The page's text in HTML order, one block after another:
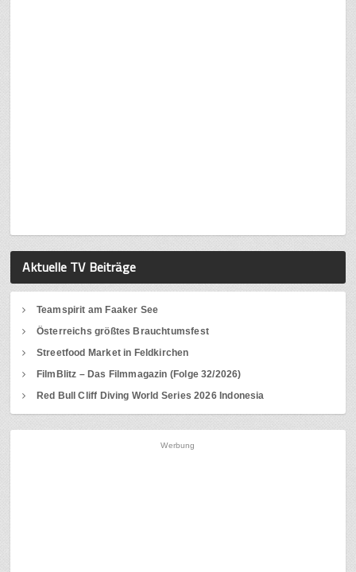
Aktuelle TV Beiträge
Teamspirit am Faaker See
Österreichs größtes Brauchtumsfest
Streetfood Market in Feldkirchen
FilmBlitz – Das Filmmagazin (Folge 32/2026)
Red Bull Cliff Diving World Series 2026 Indonesia
Werbung